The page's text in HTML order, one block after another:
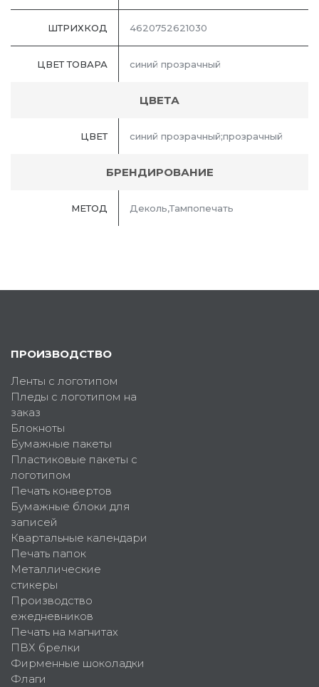
ШТРИХКОД 4620752621030
ЦВЕТ ТОВАРА синий прозрачный
ЦВЕТА
ЦВЕТ синий прозрачный;прозрачный
БРЕНДИРОВАНИЕ
МЕТОД Деколь,Тампопечать
ПРОИЗВОДСТВО
Ленты с логотипом
Пледы с логотипом на
заказ
Блокноты
Бумажные пакеты
Пластиковые пакеты с
логотипом
Печать конвертов
Бумажные блоки для
записей
Квартальные календари
Печать папок
Металлические
стикеры
Производство
ежедневников
Печать на магнитах
ПВХ брелки
Фирменные шоколадки
Флаги